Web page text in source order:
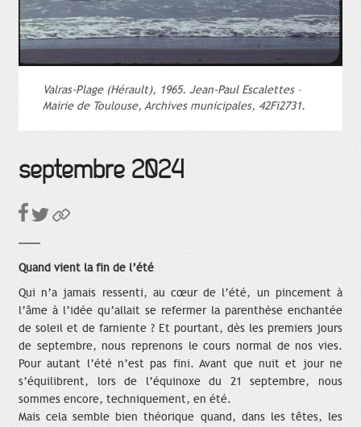
Valras-Plage (Hérault), 1965. Jean-Paul Escalettes –
Mairie de Toulouse, Archives municipales, 42Fi2731.
septembre 2024
Quand vient la fin de l’été
Qui n’a jamais ressenti, au cœur de l’été, un pincement à
l’âme à l’idée qu’allait se refermer la parenthèse enchantée
de soleil et de farniente ? Et pourtant, dès les premiers jours
de septembre, nous reprenons le cours normal de nos vies.
Pour autant l’été n’est pas fini. Avant que nuit et jour ne
s’équilibrent, lors de l’équinoxe du 21 septembre, nous
sommes encore, techniquement, en été.
Mais cela semble bien théorique quand, dans les têtes, les